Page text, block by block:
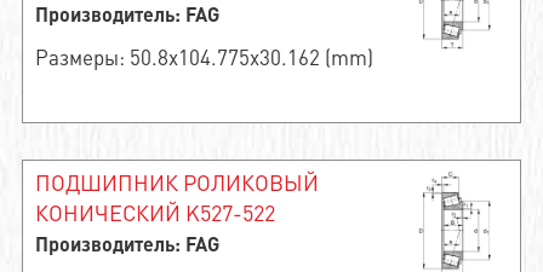
Производитель: FAG
Размеры: 50.8x104.775x30.162 (mm)
ПОДШИПНИК РОЛИКОВЫЙ
КОНИЧЕСКИЙ K527-522
Производитель: FAG